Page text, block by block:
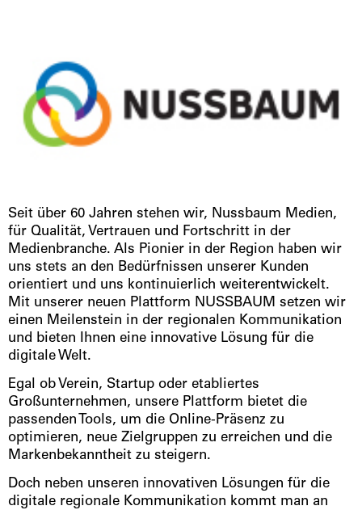
Seit über 60 Jahren stehen wir, Nussbaum Medien,
für Qualität, Vertrauen und Fortschritt in der
Medienbranche. Als Pionier in der Region haben wir
uns stets an den Bedürfnissen unserer Kunden
orientiert und uns kontinuierlich weiterentwickelt.
Mit unserer neuen Plattform NUSSBAUM setzen wir
einen Meilenstein in der regionalen Kommunikation
und bieten Ihnen eine innovative Lösung für die
digitale Welt.
Egal ob Verein, Startup oder etabliertes
Großunternehmen, unsere Plattform bietet die
passenden Tools, um die Online-Präsenz zu
optimieren, neue Zielgruppen zu erreichen und die
Markenbekanntheit zu steigern.
Doch neben unseren innovativen Lösungen für die
digitale regionale Kommunikation kommt man an